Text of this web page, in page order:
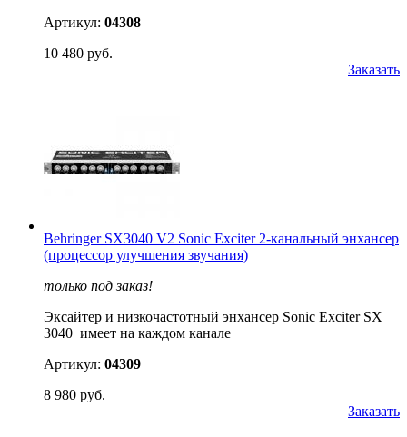
Артикул: 04308
10 480 руб.
Заказать
Behringer SX3040 V2 Sonic Exciter 2-канальный энхансер
(процессор улучшения звучания)
только под заказ!
Эксайтер и низкочастотный энхансер Sonic Exciter SX
3040 имеет на каждом канале
Артикул: 04309
8 980 руб.
Заказать